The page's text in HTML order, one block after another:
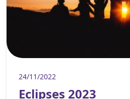
24/11/2022
Eclipses 2023